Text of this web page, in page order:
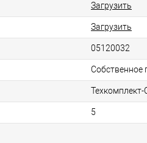
Загрузить
Загрузить
05120032
Собственное
Техкомплект-
5